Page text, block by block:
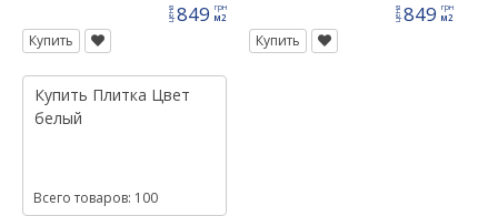
цена849 грн
м2
Купить
цена849 грн
м2
Купить
Купить Плитка Цвет
белый
Всего товаров: 100